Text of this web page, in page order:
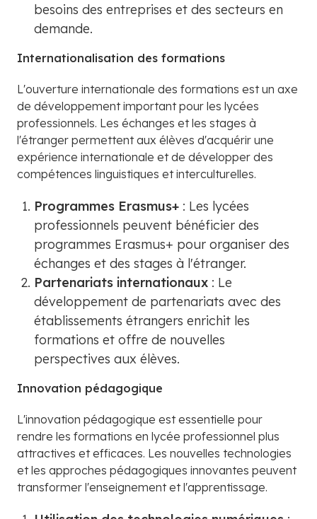
besoins des entreprises et des secteurs en
demande.
Internationalisation des formations
L'ouverture internationale des formations est un axe
de développement important pour les lycées
professionnels. Les échanges et les stages à
l'étranger permettent aux élèves d'acquérir une
expérience internationale et de développer des
compétences linguistiques et interculturelles.
Programmes Erasmus+ : Les lycées
professionnels peuvent bénéficier des
programmes Erasmus+ pour organiser des
échanges et des stages à l'étranger.
Partenariats internationaux : Le
développement de partenariats avec des
établissements étrangers enrichit les
formations et offre de nouvelles
perspectives aux élèves.
Innovation pédagogique
L'innovation pédagogique est essentielle pour
rendre les formations en lycée professionnel plus
attractives et efficaces. Les nouvelles technologies
et les approches pédagogiques innovantes peuvent
transformer l'enseignement et l'apprentissage.